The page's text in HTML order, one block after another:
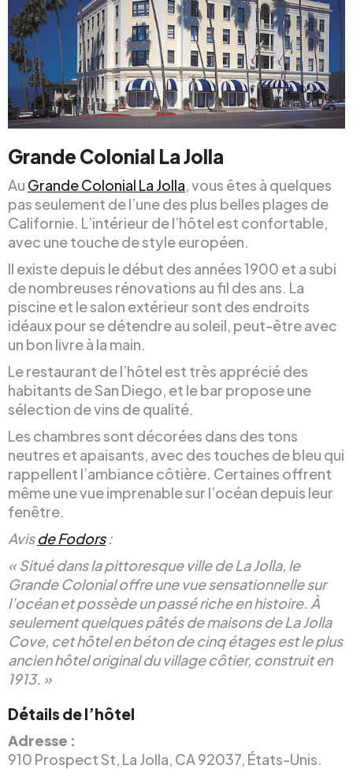
Grande Colonial La Jolla
Au Grande Colonial La Jolla, vous êtes à quelques
pas seulement de l’une des plus belles plages de
Californie. L’intérieur de l’hôtel est confortable,
avec une touche de style européen.
Il existe depuis le début des années 1900 et a subi
de nombreuses rénovations au fil des ans. La
piscine et le salon extérieur sont des endroits
idéaux pour se détendre au soleil, peut-être avec
un bon livre à la main.
Le restaurant de l’hôtel est très apprécié des
habitants de San Diego, et le bar propose une
sélection de vins de qualité.
Les chambres sont décorées dans des tons
neutres et apaisants, avec des touches de bleu qui
rappellent l’ambiance côtière. Certaines offrent
même une vue imprenable sur l’océan depuis leur
fenêtre.
Avisde Fodors:
« Situé dans la pittoresque ville de La Jolla, le
Grande Colonial offre une vue sensationnelle sur
l’océan et possède un passé riche en histoire. À
seulement quelques pâtés de maisons de La Jolla
Cove, cet hôtel en béton de cinq étages est le plus
ancien hôtel original du village côtier, construit en
1913. »
Détails de l’hôtel
Adresse :
910 Prospect St, La Jolla, CA 92037, États-Unis.